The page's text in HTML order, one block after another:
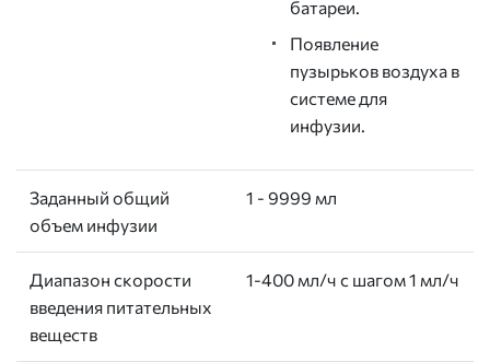
батареи.
Появление
пузырьков воздуха в
системе для
инфузии.
Заданный общий
объем инфузии
1 - 9999 мл
Диапазон скорости
введения питательных
веществ
1-400 мл/ч с шагом 1 мл/ч